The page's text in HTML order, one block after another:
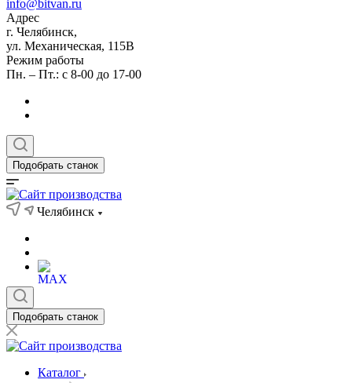
info@bitvan.ru
Адрес
г. Челябинск,
ул. Механическая, 115В
Режим работы
Пн. – Пт.: с 8-00 до 17-00
Подобрать станок
Челябинск
Подобрать станок
Каталог